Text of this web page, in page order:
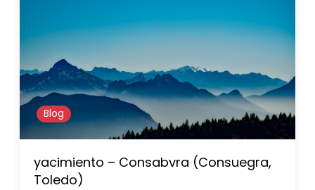
Blog
yacimiento – Consabvra (Consuegra,
Toledo)